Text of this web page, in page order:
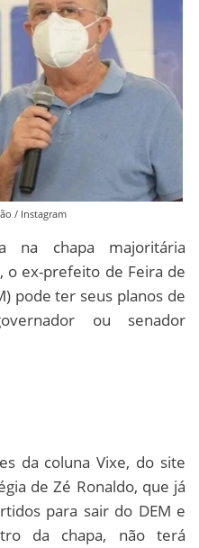
/ Instagram
chapa majoritária
o ex-prefeito de Feira de
pode ter seus planos de
ou senador
da coluna Vixe, do site
de Zé Ronaldo, que já
para sair do DEM e
da chapa, não terá